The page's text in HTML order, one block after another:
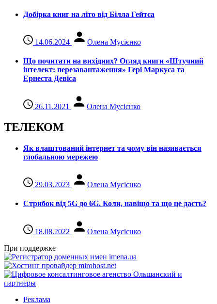
Добірка книг на літо від Білла Гейтса
14.06.2024 Олена Мусієнко
Що почитати на вихідних? Огляд книги «Штучний
інтелект: перезавантаження» Гері Маркуса та
Ернеста Девіса
26.11.2021 Олена Мусієнко
ТЕЛЕКОМ
Як влаштований інтернет та чому він називається
глобальною мережею
29.03.2023 Олена Мусієнко
Стрибок від 5G до 6G. Коли, навіщо та що це даcть?
18.08.2022
Олена Мусієнко
При поддержке
Реклама